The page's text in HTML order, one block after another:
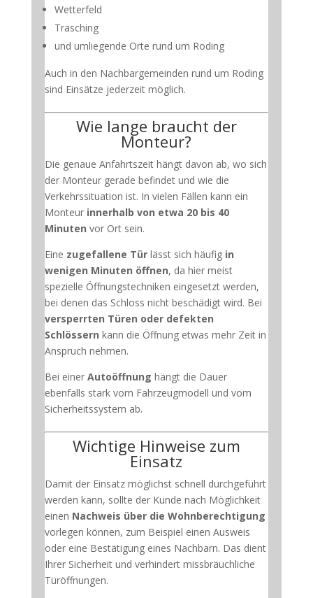
Wetterfeld
Trasching
und umliegende Orte rund um Roding
Auch in den Nachbargemeinden rund um Roding
sind Einsätze jederzeit möglich.
Wie lange braucht der
Monteur?
Die genaue Anfahrtszeit hängt davon ab, wo sich
der Monteur gerade befindet und wie die
Verkehrssituation ist. In vielen Fällen kann ein
Monteur innerhalb von etwa 20 bis 40
Minuten vor Ort sein.
Eine zugefallene Türlässt sich häufig in
wenigen Minuten öffnen, da hier meist
spezielle Öffnungstechniken eingesetzt werden,
bei denen das Schloss nicht beschädigt wird. Bei
versperrten Türen oder defekten
Schlössern kann die Öffnung etwas mehr Zeit in
Anspruch nehmen.
Bei einer Autoöffnung hängt die Dauer
ebenfalls stark vom Fahrzeugmodell und vom
Sicherheitssystem ab.
Wichtige Hinweise zum
Einsatz
Damit der Einsatz möglichst schnell durchgeführt
werden kann, sollte der Kunde nach Möglichkeit
einen Nachweis über die Wohnberechtigung
vorlegen können, zum Beispiel einen Ausweis
oder eine Bestätigung eines Nachbarn. Das dient
Ihrer Sicherheit und verhindert missbräuchliche
Türöffnungen.